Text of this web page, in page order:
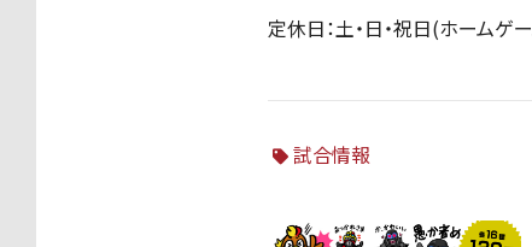
定休日：土・日・祝日(ホーム
試合情報